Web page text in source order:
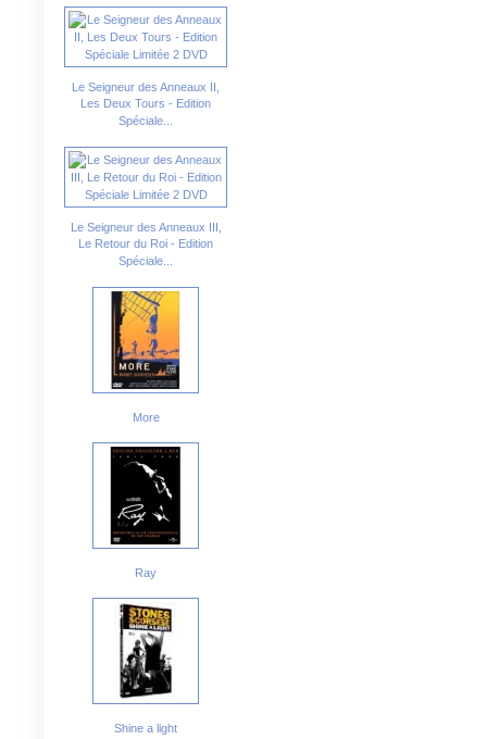
Le Seigneur des Anneaux II,
Les Deux Tours - Edition
Spéciale...
Le Seigneur des Anneaux III,
Le Retour du Roi - Edition
Spéciale...
More
Ray
Shine a light